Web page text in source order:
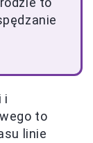
i
to
linie